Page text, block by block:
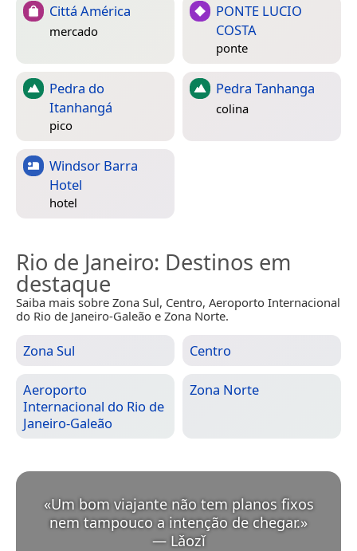
Cittá América
mercado
PONTE LUCIO
COSTA
ponte
Pedra do
Itanhangá
pico
Pedra Tanhanga
colina
Windsor Barra
Hotel
hotel
Rio de Janeiro: Destinos em
destaque
Saiba mais sobre Zona Sul, Centro, Aeroporto Internacional
do Rio de Janeiro-Galeão e Zona Norte.
Zona Sul Centro
Aeroporto
Internacional do Rio de
Janeiro-Galeão
Zona Norte
«Um bom viajante não tem planos fixos
nem tampouco a intenção de chegar.
— Lǎozǐ